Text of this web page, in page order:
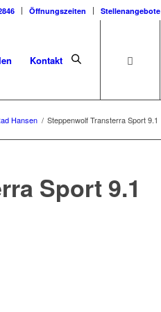
Öffnungszeiten Stellenangebote
Kontakt
Hansen / Steppenwolf Transterra Sport 9.1
Sport 9.1